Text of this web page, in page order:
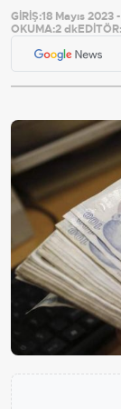
GİRİŞ:18 Mayıs 2023
OKUMA:2 dkEDİTÖR: